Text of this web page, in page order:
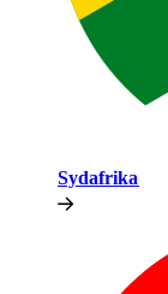
Sydafrika​​